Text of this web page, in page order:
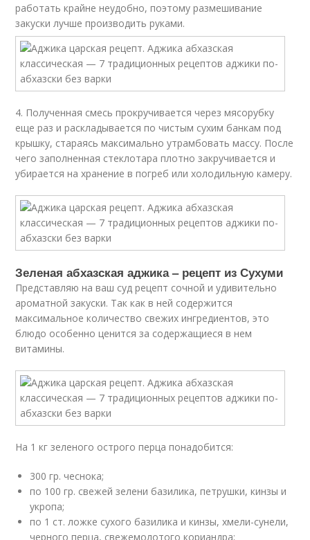
работать крайне неудобно, поэтому размешивание
закуски лучше производить руками.
4. Полученная смесь прокручивается через мясорубку
еще раз и раскладывается по чистым сухим банкам под
крышку, стараясь максимально утрамбовать массу. После
чего заполненная стеклотара плотно закручивается и
убирается на хранение в погреб или холодильную камеру.
Зеленая абхазская аджика – рецепт из Сухуми
Представляю на ваш суд рецепт сочной и удивительно
ароматной закуски. Так как в ней содержится
максимальное количество свежих ингредиентов, это
блюдо особенно ценится за содержащиеся в нем
витамины.
На 1 кг зеленого острого перца понадобится:
300 гр. чеснока;
по 100 гр. свежей зелени базилика, петрушки, кинзы и
укропа;
по 1 ст. ложке сухого базилика и кинзы, хмели-сунели,
черного перца, свежемолотого кориандра;